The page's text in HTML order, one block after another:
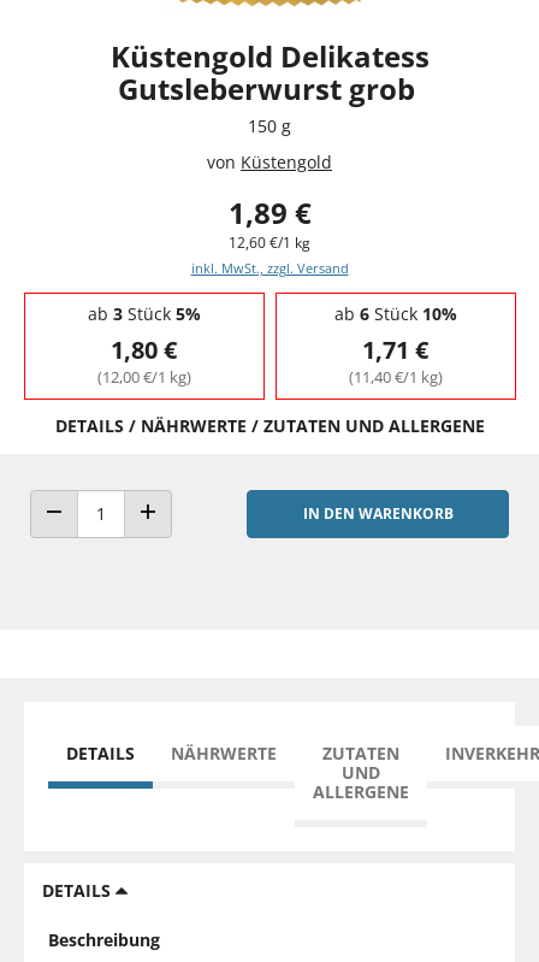
Küstengold Delikatess
Gutsleberwurst grob
150 g
von Küstengold
1,89 €
12,60 €/1 kg
inkl. MwSt., zzgl. Versand
Staffelpreise - Mengenrabatt
ab 3Stück 5%
1,80 €
(12,00 €/1 kg)
ab 6Stück 10%
1,71 €
(11,40 €/1 kg)
DETAILS / NÄHRWERTE / ZUTATEN UND ALLERGENE
ANZAHL VERRINGERNANZAHL ERHÖHEN
IN DEN WARENKORB
DETAILS NÄHRWERTE
ZUTATEN
UND
ALLERGENE
DETAILS
Beschreibung